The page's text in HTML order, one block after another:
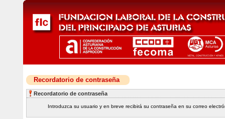
Recordatorio de contraseña
Recordatorio de contraseña
Introduzca su usuario y en breve recibirá su contraseña en su correo